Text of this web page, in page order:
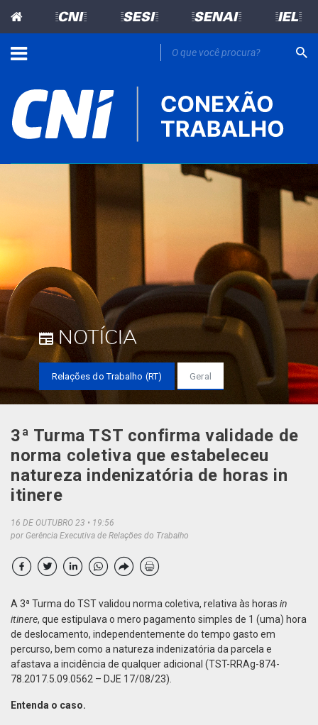
=CNI= =SESI= =SENAI= =IEL=
NOTÍCIA
Relações do Trabalho (RT) Geral
3ª Turma TST confirma validade de
norma coletiva que estabeleceu
natureza indenizatória de horas in
itinere
16 DE OUTUBRO 23
19:56
por Gerência Executiva de Relações do Trabalho
A 3ª Turma do TST validou norma coletiva, relativa às horas in
itinere, que estipulava o mero pagamento simples de 1 (uma) hora
de deslocamento, independentemente do tempo gasto em
percurso, bem como a natureza indenizatória da parcela e
afastava a incidência de qualquer adicional (TST-RRAg-874-
78.2017.5.09.0562 – DJE 17/08/23).
Entenda o caso.